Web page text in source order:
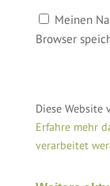
Meinen
Browser
Diese Website
Erfahre mehr
verarbeitet